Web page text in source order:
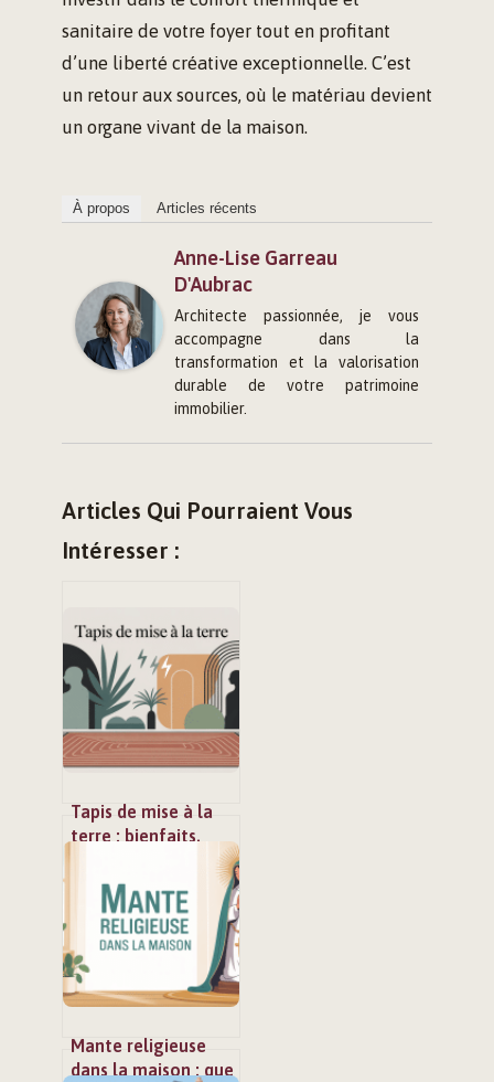
sanitaire de votre foyer tout en profitant
d’une liberté créative exceptionnelle. C’est
un retour aux sources, où le matériau devient
un organe vivant de la maison.
À propos Articles récents
Anne-Lise Garreau
D'Aubrac
Architecte passionnée, je vous
accompagne dans la
transformation et la valorisation
durable de votre patrimoine
immobilier.
Articles Qui Pourraient Vous
Intéresser :
Tapis de mise à la
terre : bienfaits,
d’emploi
Mante religieuse
dans la maison : que